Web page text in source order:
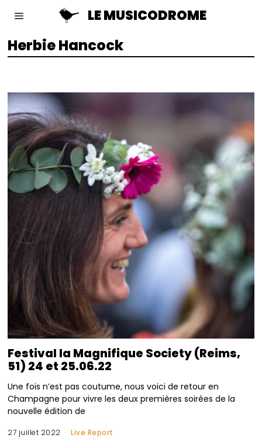
LE MUSICODROME
Herbie Hancock
Festival la Magnifique Society (Reims,
51) 24 et 25.06.22
Une fois n’est pas coutume, nous voici de retour en
Champagne pour vivre les deux premières soirées de la
nouvelle édition de
27 juillet 2022 Live Report